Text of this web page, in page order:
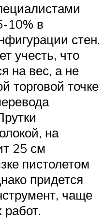
10% в
стен.
учесть, что
на вес, а не
торговой точке
на
25 см
пистолетом
придется
чаще
работ.